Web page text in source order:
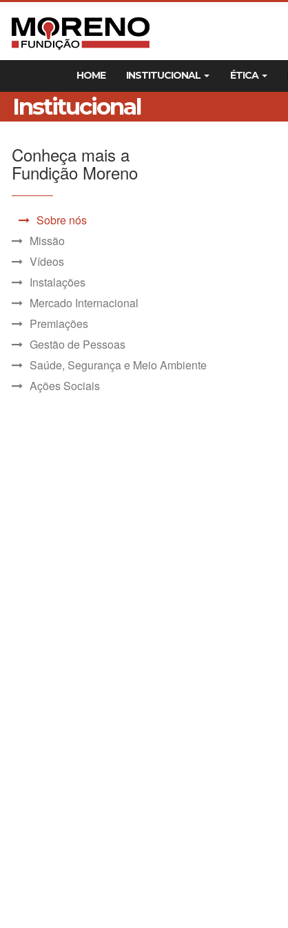
HOME INSTITUCIONAL ÉTICA
Institucional
Conheça mais a
Fundição Moreno
Sobre nós
Missão
Vídeos
Instalações
Mercado Internacional
Premiações
Gestão de Pessoas
Saúde, Segurança e Meio Ambiente
Ações Sociais